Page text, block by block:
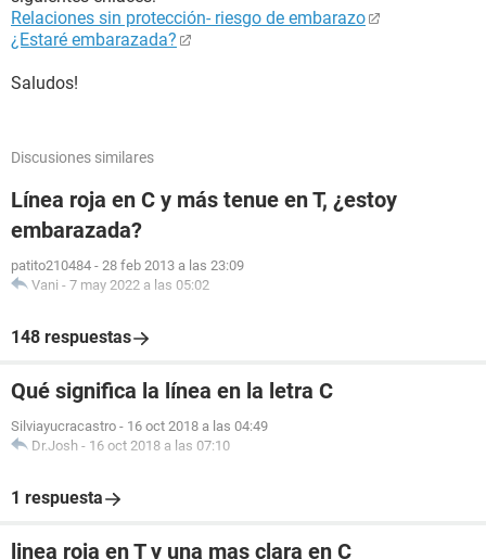
Relaciones sin protección- riesgo de embarazo
¿Estaré embarazada?
Saludos!
Discusiones similares
Línea roja en C y más tenue en T, ¿estoy
embarazada?
patito210484 - 28 feb 2013 a las 23:09
Vani - 7 may 2022 a las 05:02
148 respuestas
Qué significa la línea en la letra C
Silviayucracastro - 16 oct 2018 a las 04:49
Dr.Josh - 16 oct 2018 a las 07:10
1 respuesta
linea roja en T y una mas clara en C